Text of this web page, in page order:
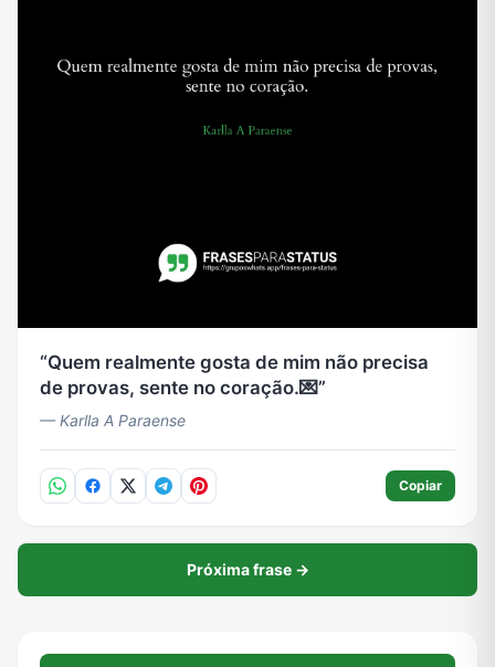
Quem realmente gosta de mim não precisa
de provas, sente no coração.💌
— Karlla A Paraense
Copiar
Próxima frase →